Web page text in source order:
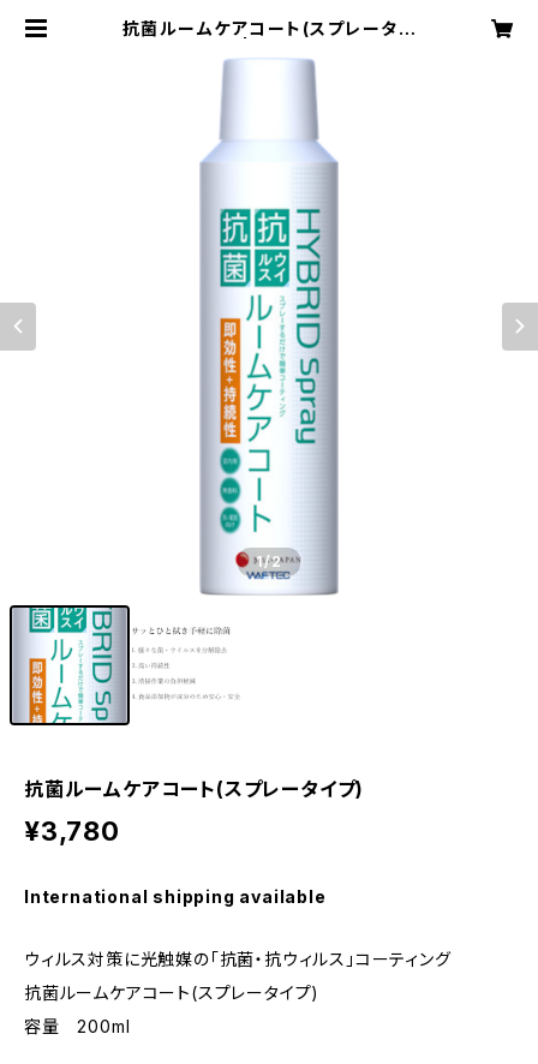
抗菌ルームケアコート(スプレータイ
1/2
抗菌ルームケアコート(スプレータイプ)
¥3,780
International shipping available
ウィルス対策に光触媒の「抗菌・抗ウィルス」コーティング
抗菌ルームケアコート(スプレータイプ)
容量 200ml